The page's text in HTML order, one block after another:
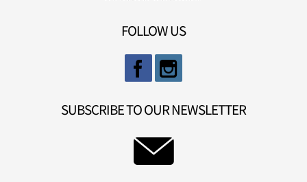
FOLLOW US
SUBSCRIBE TO OUR NEWSLETTER